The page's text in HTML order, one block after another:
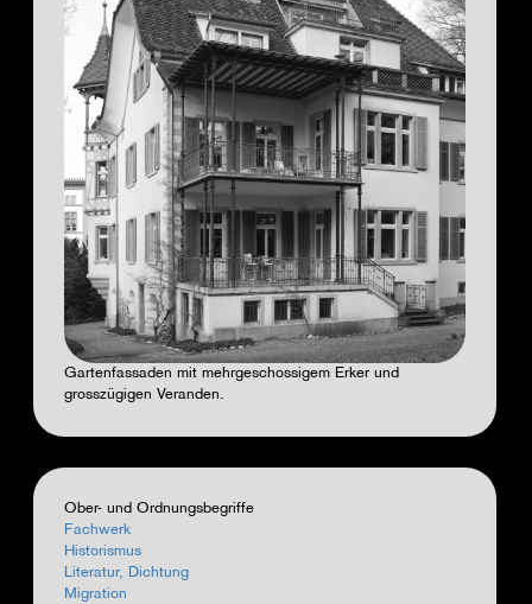
Gartenfassaden mit mehrgeschossigem Erker und
grosszügigen Veranden.
Ober- und Ordnungsbegriffe
Fachwerk
Historismus
Literatur, Dichtung
Migration